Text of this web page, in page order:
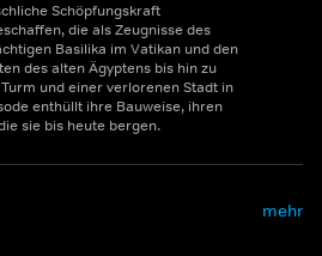
Schöpfungskraft
die als Zeugnisse des
Basilika im Vatikan und den
des alten Ägyptens bis hin zu
und einer verlorenen Stadt in
enthüllt ihre Bauweise, ihren
sie bis heute bergen.
mehr